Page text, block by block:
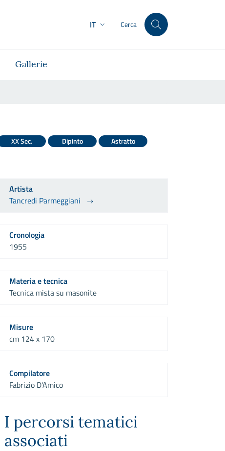
IT Cerca
Gallerie
XX Sec. Dipinto Astratto
Artista
Tancredi Parmeggiani
Cronologia
1955
Materia e tecnica
Tecnica mista su masonite
Misure
cm 124 x 170
Compilatore
Fabrizio D'Amico
I percorsi tematici
associati